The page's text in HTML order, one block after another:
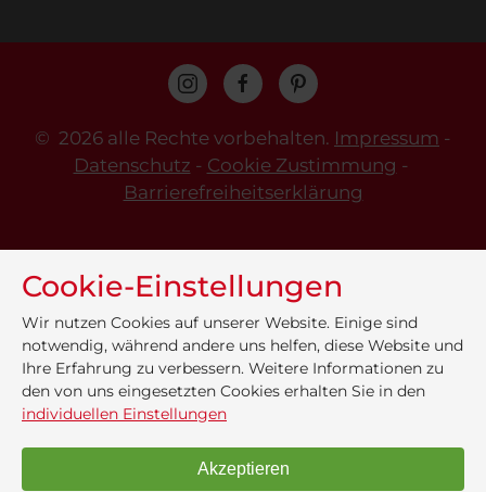
© 2026 alle Rechte vorbehalten. Impressum -
Datenschutz - Cookie Zustimmung -
Barrierefreiheitserklärung
Cookie-Einstellungen
Wir nutzen Cookies auf unserer Website. Einige sind
notwendig, während andere uns helfen, diese Website und
Ihre Erfahrung zu verbessern. Weitere Informationen zu
den von uns eingesetzten Cookies erhalten Sie in den
individuellen Einstellungen
Akzeptieren